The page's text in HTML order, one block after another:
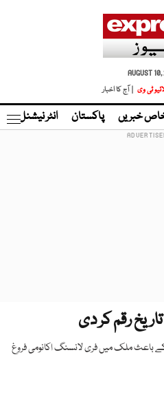
AUGUST
ٹی وی | آج کا اخبار
خبریں پاکستان انٹر نیشنل
رقم کر دی
کے باعث ملک میں فری لانسنگ اکانومی فروغ